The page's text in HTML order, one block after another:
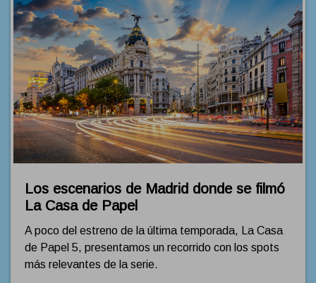
Los escenarios de Madrid donde se filmó
La Casa de Papel
A poco del estreno de la última temporada, La Casa
de Papel 5, presentamos un recorrido con los spots
más relevantes de la serie.